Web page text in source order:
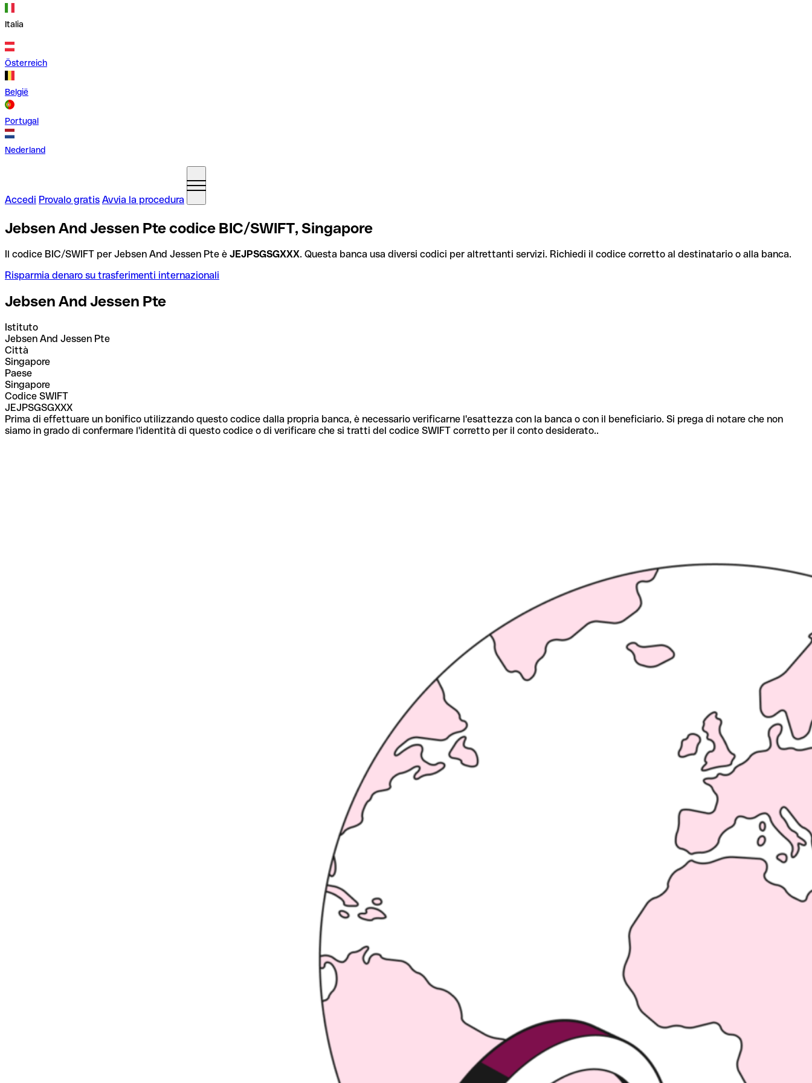
Italia
Österreich
België
Portugal
Nederland
Accedi Provalo gratis Avvia la procedura
Jebsen And Jessen Pte codice BIC/SWIFT, Singapore
Il codice BIC/SWIFT per Jebsen And Jessen Pte è JEJPSGSGXXX. Questa banca usa diversi codici per altrettanti servizi. Richiedi il codice corretto al destinatario o alla banca.
Risparmia denaro su trasferimenti internazionali
Jebsen And Jessen Pte
Istituto
Jebsen And Jessen Pte
Città
Singapore
Paese
Singapore
Codice SWIFT
JEJPSGSGXXX
Prima di effettuare un bonifico utilizzando questo codice dalla propria banca, è necessario verificarne l'esattezza con la banca o con il beneficiario. Si prega di notare che non
siamo in grado di confermare l'identità di questo codice o di verificare che si tratti del codice SWIFT corretto per il conto desiderato..